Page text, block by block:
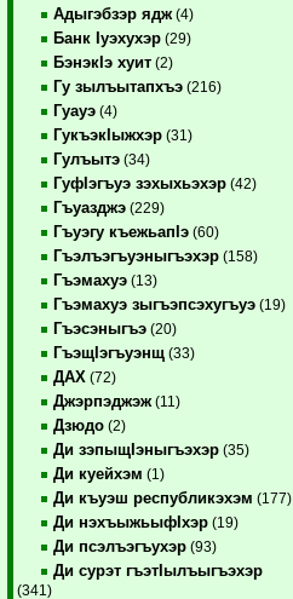
Адыгэбзэр ядж (4)
Банк Iуэхухэр (29)
БэнэкIэ хуит (2)
Гу зылъытапхъэ (216)
Гуауэ (4)
ГукъэкIыжхэр (31)
Гулъытэ (34)
ГуфIэгъуэ зэхыхьэхэр (42)
Гъуазджэ (229)
Гъуэгу къежьапIэ (60)
Гъэлъэгъуэныгъэхэр (158)
Гъэмахуэ (13)
Гъэмахуэ зыгъэпсэхугъуэ (19)
Гъэсэныгъэ (20)
ГъэщIэгъуэнщ (33)
ДАХ (72)
Джэрпэджэж (11)
Дзюдо (2)
Ди зэпыщIэныгъэхэр (35)
Ди куейхэм (1)
Ди къуэш республикэхэм (177)
Ди нэхъыжьыфIхэр (19)
Ди псэлъэгъухэр (93)
Ди сурэт гъэтIылъыгъэхэр
(341)